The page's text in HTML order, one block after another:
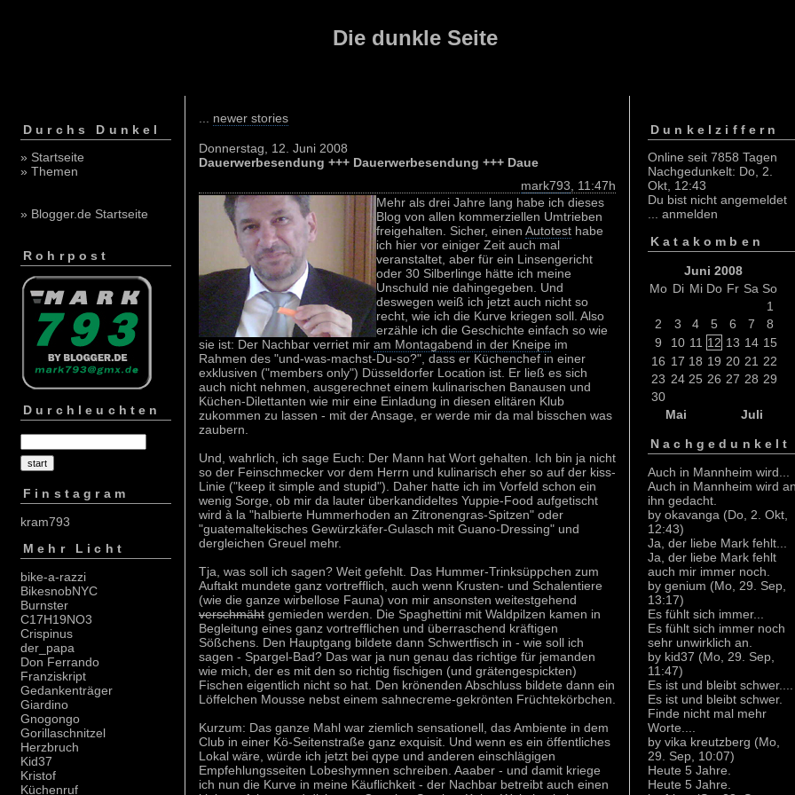
Die dunkle Seite
Durchs Dunkel
» Startseite
» Themen
» Blogger.de Startseite
Rohrpost
Durchleuchten
Finstagram
kram793
Mehr Licht
bike-a-razzi
BikesnobNYC
Burnster
C17H19NO3
Crispinus
der_papa
Don Ferrando
Franziskript
Gedankenträger
Giardino
Gnogongo
Gorillaschnitzel
Herzbruch
Kid37
Kristof
Küchenruf
newer stories
Donnerstag, 12. Juni 2008
Dauerwerbesendung +++ Dauerwerbesendung +++ Daue
mark793 , 11:47h
Mehr als drei Jahre lang habe ich dieses
Blog von allen kommerziellen Umtrieben
freigehalten. Sicher, einen Autotest habe
ich hier vor einiger Zeit auch mal
veranstaltet, aber für ein Linsengericht
oder 30 Silberlinge hätte ich meine
Unschuld nie dahingegeben. Und
deswegen weiß ich jetzt auch nicht so
recht, wie ich die Kurve kriegen soll. Also
erzähle ich die Geschichte einfach so wie
sie ist: Der Nachbar verriet mir am Montagabend in der Kneipe im
Rahmen des "und-was-machst-Du-so?", dass er Küchenchef in einer
exklusiven ("members only") Düsseldorfer Location ist. Er ließ es sich
auch nicht nehmen, ausgerechnet einem kulinarischen Banausen und
Küchen-Dilettanten wie mir eine Einladung in diesen elitären Klub
zukommen zu lassen - mit der Ansage, er werde mir da mal bisschen was
zaubern.
Und, wahrlich, ich sage Euch: Der Mann hat Wort gehalten. Ich bin ja nicht
so der Feinschmecker vor dem Herrn und kulinarisch eher so auf der kiss-
Linie ("keep it simple and stupid"). Daher hatte ich im Vorfeld schon ein
wenig Sorge, ob mir da lauter überkandideltes Yuppie-Food aufgetischt
wird à la "halbierte Hummerhoden an Zitronengras-Spitzen" oder
"guatemaltekisches Gewürzkäfer-Gulasch mit Guano-Dressing" und
dergleichen Greuel mehr.
Tja, was soll ich sagen? Weit gefehlt. Das Hummer-Trinksüppchen zum
Auftakt mundete ganz vortrefflich, auch wenn Krusten- und Schalentiere
(wie die ganze wirbellose Fauna) von mir ansonsten weitestgehend
verschmäht gemieden werden. Die Spaghettini mit Waldpilzen kamen in
Begleitung eines ganz vortrefflichen und überraschend kräftigen
Sößchens. Den Hauptgang bildete dann Schwertfisch in - wie soll ich
sagen - Spargel-Bad? Das war ja nun genau das richtige für jemanden
wie mich, der es mit den so richtig fischigen (und grätengespickten)
Fischen eigentlich nicht so hat. Den krönenden Abschluss bildete dann ein
Löffelchen Mousse nebst einem sahnecreme-gekrönten Früchtekörbchen.
Kurzum: Das ganze Mahl war ziemlich sensationell, das Ambiente in dem
Club in einer Kö-Seitenstraße ganz exquisit. Und wenn es ein öffentliches
Lokal wäre, würde ich jetzt bei qype und anderen einschlägigen
Empfehlungsseiten Lobeshymnen schreiben. Aaaber - und damit kriege
ich nun die Kurve in meine Käuflichkeit - der Nachbar betreibt auch einen
Dunkelziffern
Online seit 7858 Tagen
Nachgedunkelt: Do, 2.
Okt, 12:43
Du bist nicht angemeldet
... anmelden
Katakomben
Juni 2008
Mo Di Mi Do Fr Sa So
1
2
3 4 5 6 7
8
9
10 11 12 13 14 15
16 17 18 19 20 21 22
23 24 25 26 27 28 29
30
Mai
Juli
Nachgedunkelt
Auch in Mannheim wird...
Auch in Mannheim wird
ihn gedacht.
by okavanga (Do, 2. Okt,
12:43)
Ja, der liebe Mark fehlt...
Ja, der liebe Mark fehlt
auch mir immer noch.
by genium (Mo, 29. Sep,
13:17)
Es fühlt sich immer...
Es fühlt sich immer noch
sehr unwirklich an.
by kid37 (Mo, 29. Sep,
11:47)
Es ist und bleibt schwer....
Es ist und bleibt schwer.
Finde nicht mal mehr
Worte....
by vika kreutzberg (Mo,
29. Sep, 10:07)
Heute 5 Jahre.
Heute 5 Jahre.